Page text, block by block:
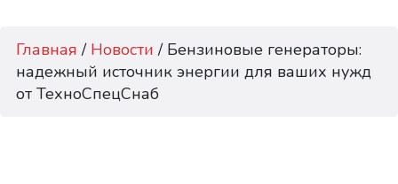
Главная / Новости / Бензиновые генераторы:
надежный источник энергии для ваших нужд
от ТехноСпецСнаб